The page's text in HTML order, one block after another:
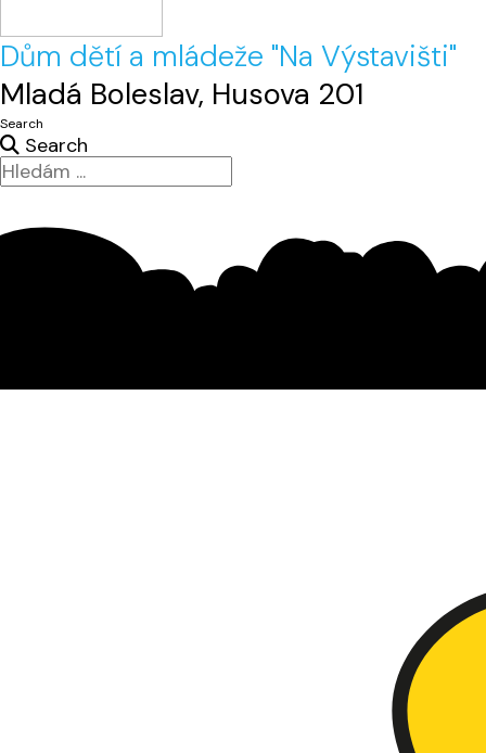
Dům dětí a mládeže "Na Výstavišti"
Mladá Boleslav, Husova 201
Search
Search